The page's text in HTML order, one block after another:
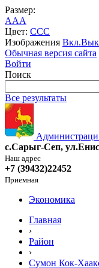
Размер:
AAA
Цвет: CCC
Изображения Вкл.
Обычная версия сайта
Войти
Поиск
Все результаты
с.Сарыг-Сеп,
Наш адрес
+7 (39432)22452
Приемная
Экономика
Главная
›
Район
›
Сумон Кок-